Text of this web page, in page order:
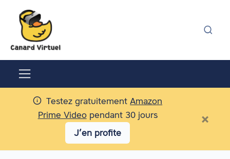
Testez gratuitementAmazon
Prime Videopendant 30 jours
J’en profite
×